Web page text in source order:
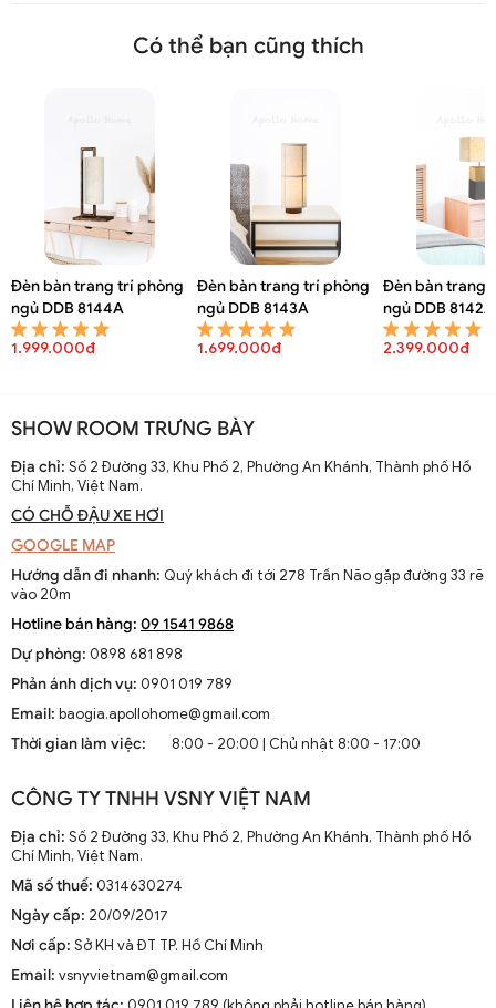
Có thể bạn cũng thích
Đèn bàn trang trí phòng
ngủ DDB 8144A
1.999.000đ
Đèn bàn trang trí phòng
ngủ DDB 8143A
1.699.000đ
Đèn bàn trang
ngủ DDB 8142A
2.399.000đ
SHOW ROOM TRƯNG BÀY
Địa chỉ: Số 2 Đường 33, Khu Phố 2, Phường An Khánh, Thành phố Hồ
Chí Minh, Việt Nam.
CÓ CHỖ ĐẬU XE HƠI
GOOGLE MAP
Hướng dẫn đi nhanh: Quý khách đi tới 278 Trần Não gặp đường 33 rẽ
vào 20m
Hotline bán hàng: 09 1541 9868
Dự phòng: 0898 681 898
Phản ánh dịch vụ: 0901 019 789
Email: baogia.apollohome@gmail.com
Thời gian làm việc:
8:00 - 20:00 | Chủ nhật 8:00 - 17:00
CÔNG TY TNHH VSNY VIỆT NAM
Địa chỉ: Số 2 Đường 33, Khu Phố 2, Phường An Khánh, Thành phố Hồ
Chí Minh, Việt Nam.
Mã số thuế: 0314630274
Ngày cấp: 20/09/2017
Nơi cấp: Sở KH và ĐT TP. Hồ Chí Minh
Email: vsnyvietnam@gmail.com